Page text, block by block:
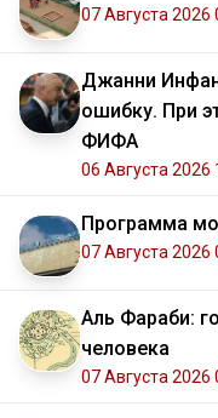
07 Августа 2026
Джанни
ошибку. При
ФИФА
06 Августа 2026
Программа
07 Августа 2026
Аль Фараби:
человека
07 Августа 2026